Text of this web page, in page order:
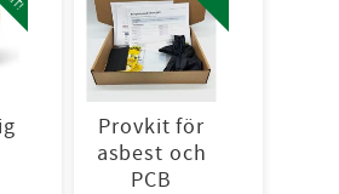
Provkit för
asbest och
PCB